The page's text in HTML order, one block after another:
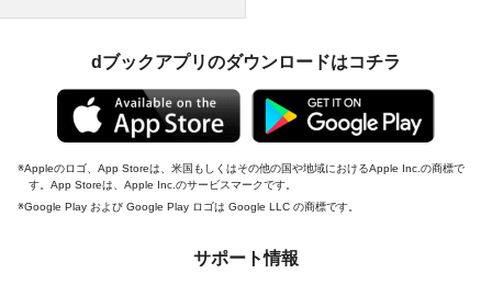
dブックアプリのダウンロードはコチラ
Appleのロゴ、App Storeは、米国もしくはその他の国や地域におけるApple Inc.の商標で
す。App Storeは、Apple Inc.のサービスマークです。
Google Play および Google Play ロゴは Google LLC の商標です。
サポート情報